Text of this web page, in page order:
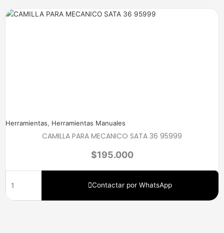
Herramientas, Herramientas Manuales
CAMILLA PARA MECANICO SATA 36 95999
$195.000
Contactar por WhatsApp